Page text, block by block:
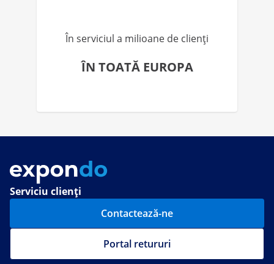
În serviciul a milioane de clienți
ÎN TOATĂ EUROPA
Serviciu clienți
Contactează-ne
Portal retururi